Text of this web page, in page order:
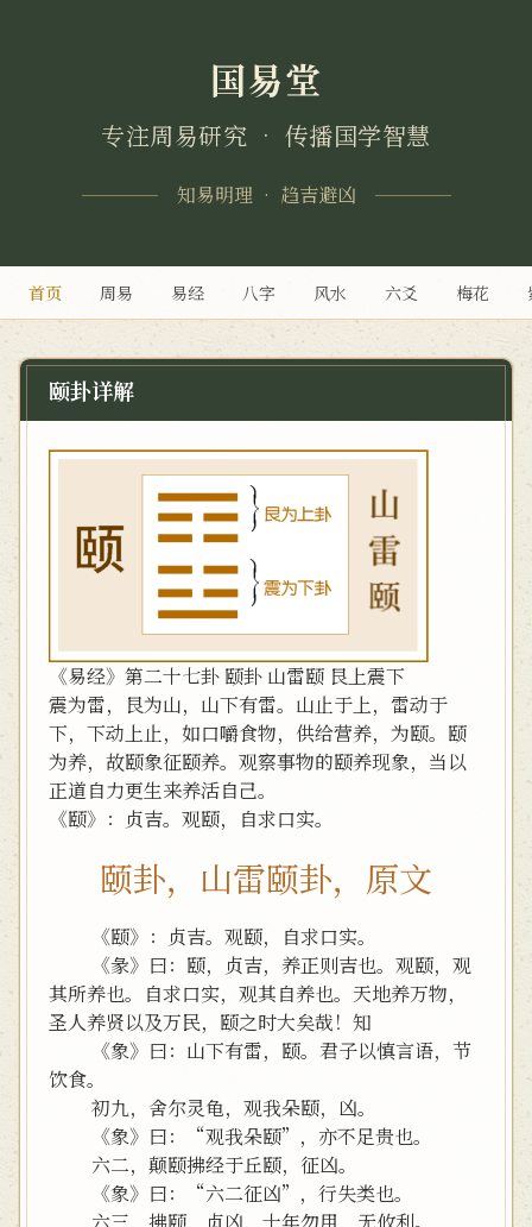
国易堂
专注周易研究 • 传播国学智慧
知易明理 • 趋吉避凶
首页 周易 易经 八字 风水 六爻 梅花
颐卦详解
《易经》第二十七卦 颐卦 山雷颐 艮上震下
震为雷，艮为山，山下有雷。山止于上，雷动于
下，下动上止，如口嚼食物，供给营养，为颐。颐
为养，故颐象征颐养。观察事物的颐养现象，当以
正道自力更生来养活自己。
《颐》：贞吉。观颐，自求口实。
颐卦，山雷颐卦，原文
《颐》：贞吉。观颐，自求口实。
《彖》曰：颐，贞吉，养正则吉也。观颐，观
其所养也。自求口实，观其自养也。天地养万物，
圣人养贤以及万民，颐之时大矣哉！知
《象》曰：山下有雷，颐。君子以慎言语，节
饮食。
初九，舍尔灵龟，观我朵颐，凶。
《象》曰：“观我朵颐”，亦不足贵也。
六二，颠颐拂经于丘颐，征凶。
《象》曰：“六二征凶”，行失类也。